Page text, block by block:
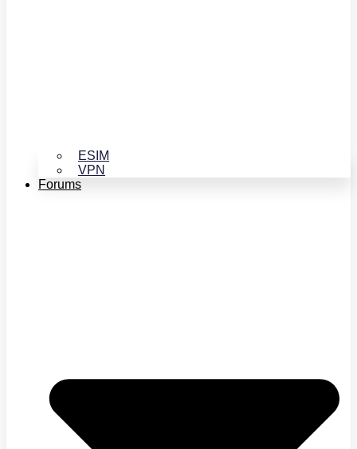
ESIM
VPN
Forums